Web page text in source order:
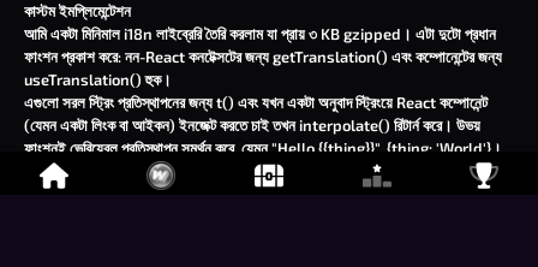
কাস্টম ইমপ্লিমেন্টেশন
আমি একটা মিনিমাল i18n লাইব্রেরি তৈরি করলাম যা প্রায় ৩ KB gzipped। এটা দুটো প্রধান
ফাংশন প্রকাশ করে: নন-React কনটেক্সটের জন্যgetTranslation() এবং কম্পোনেন্টের জন্য
useTranslation()হুক।
এগুলো সরল স্ট্রিং প্রতিস্থাপনের জন্যt() এবং যখন একটা অনুবাদ স্ট্রিংয়ে React কম্পোনেন্ট
(যেমন একটা লিংক বা আইকন) ইনজেক্ট করতে চাই তখনinterpolate() রিটার্ন করে। উভয়
ফাংশনই ভেরিয়েবল প্রতিস্থাপন সমর্থন করে, যেমন"Hello {{thing}}", {thing: 'World'} ।
কী-গুলো একটা "স্ল্যাশ-ডট" নোটেশন অনুসরণ করে (লোকালাইজেশন ফাইলের পথের জন্য স্ল্যাশ,
ফাইলের নেস্টেড অবজেক্টের জন্য ডট)। ইউনিকনেস নিশ্চিত করতে, একটা ফাইলের অনুবাদ কী-তে